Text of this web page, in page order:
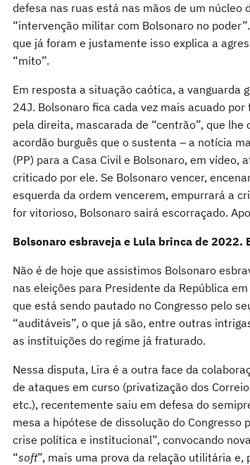
defesa nas ruas está nas mãos de um
“intervenção militar com Bolsonaro no
que já foram e justamente isso explica a
“mito”.
Em resposta a situação caótica, a vanguarda
24J. Bolsonaro fica cada vez mais acuado
pela direita, mascarada de “centrão”, que
acordão burguês que o sustenta – a notícia
(PP) para a Casa Civil e Bolsonaro, em
criticado por ele. Se Bolsonaro vencer,
esquerda da ordem vencerem, empurrará a
for vitorioso, Bolsonaro sairá escorraçado.
Bolsonaro esbraveja e Lula brinca de 2022.
Não é de hoje que assistimos Bolsonaro
nas eleições para Presidente da República
que está sendo pautado no Congresso pelo
“auditáveis”, o que já são, entre outras
as instituições do regime já fraturado.
Nessa disputa, Lira é a outra face da
de ataques em curso (privatização dos
etc.), recentemente saiu em defesa do
mesa a hipótese de dissolução do Congresso
crise política e institucional”, convocando
“soft”, mais uma prova da relação utilitária